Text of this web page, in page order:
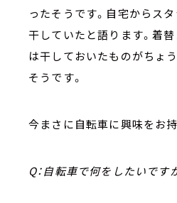
ったそうです。自宅からス
干していたと語ります。着
は干しておいたものがちょ
そうです。
今まさに自転車に興味をお
Q：自転車で何をしたいです